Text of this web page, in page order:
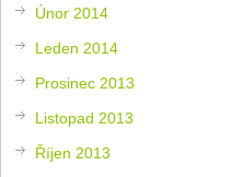
Únor 2014
Leden 2014
Prosinec 2013
Listopad 2013
Říjen 2013